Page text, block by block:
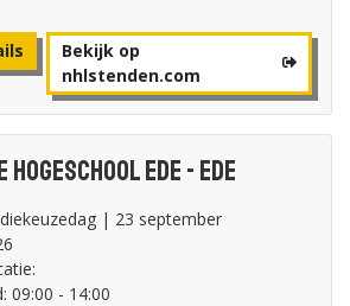
Bekijk op
nhlstenden.com
Ede - Ede
| 23 september
09:00 - 14:00